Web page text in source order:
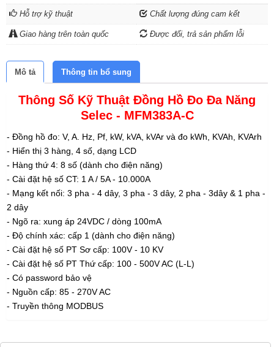
Hỗ trợ kỹ thuật Chất lượng đúng cam kết
Giao hàng trên toàn quốc Được đổi, trả sản phẩm lỗi
Mô tả Thông tin bổ sung
Thông Số Kỹ Thuật Đồng Hồ Đo Đa Năng
Selec - MFM383A-C
- Đồng hồ đo: V, A. Hz, Pf, kW, kVA, kVAr và đo kWh, KVAh, KVArh
- Hiển thị 3 hàng, 4 số, dạng LCD
- Hàng thứ 4: 8 số (dành cho điện năng)
- Cài đặt hệ số CT: 1 A / 5A - 10.000A
- Mạng kết nối: 3 pha - 4 dây, 3 pha - 3 dây, 2 pha - 3dây & 1 pha -
2 dây
- Ngõ ra: xung áp 24VDC / dòng 100mA
- Độ chính xác: cấp 1 (dành cho điện năng)
- Cài đặt hệ số PT Sơ cấp: 100V - 10 KV
- Cài đặt hệ số PT Thứ cấp: 100 - 500V AC (L-L)
- Có password bảo vệ
- Nguồn cấp: 85 - 270V AC
- Truyền thông MODBUS